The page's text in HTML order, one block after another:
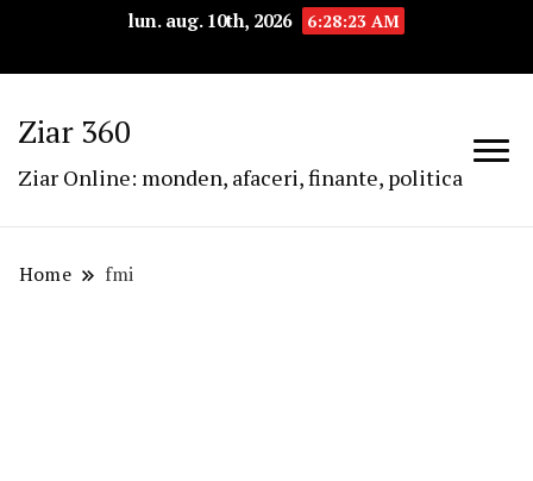
lun. aug. 10th, 2026 6:28:23 AM
Ziar 360
Ziar Online: monden, afaceri, finante, politica
Home fmi